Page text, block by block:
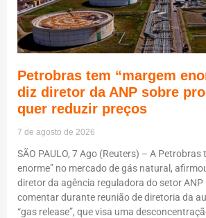
Petrobras tem “margem
diz diretor da ANP sobre
quer reduzir preços
7 de agosto de 2026
SÃO PAULO, 7 Ago (Reuters) – A Petrobras
enorme” no mercado de gás natural,
diretor da agência reguladora do setor ANP
comentar durante reunião de diretoria da
“gas release”, que visa uma